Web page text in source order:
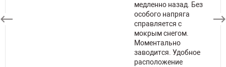
медленно назад. Без
особого напряга
справляется с
мокрым снегом.
Моментально
заводится. Удобное
расположение